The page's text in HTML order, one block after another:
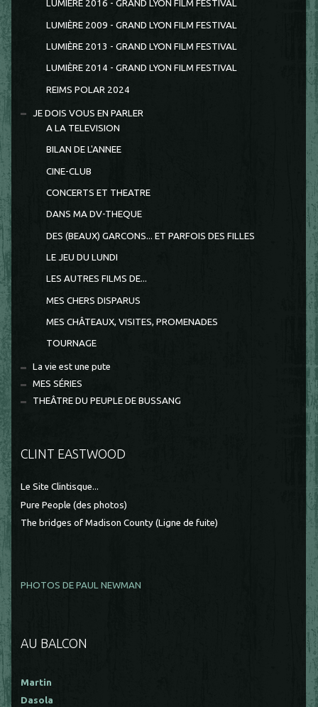
LUMIERE 2016 - GRAND LYON FILM FESTIVAL
LUMIÈRE 2009 - GRAND LYON FILM FESTIVAL
LUMIÈRE 2013 - GRAND LYON FILM FESTIVAL
LUMIÈRE 2014 - GRAND LYON FILM FESTIVAL
REIMS POLAR 2024
JE DOIS VOUS EN PARLER
A LA TELEVISION
BILAN DE L'ANNEE
CINE-CLUB
CONCERTS ET THEATRE
DANS MA DV-THEQUE
DES (BEAUX) GARCONS... ET PARFOIS DES FILLES
LE JEU DU LUNDI
LES AUTRES FILMS DE...
MES CHERS DISPARUS
MES CHÂTEAUX, VISITES, PROMENADES
TOURNAGE
La vie est une pute
MES SÉRIES
THEÂTRE DU PEUPLE DE BUSSANG
CLINT EASTWOOD
Le Site Clintisque...
Pure People (des photos)
The bridges of Madison County (Ligne de fuite)
PHOTOS DE PAUL NEWMAN
AU BALCON
Martin
Dasola